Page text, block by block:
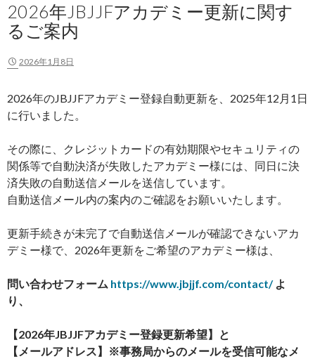
2026年JBJJFアカデミー更新に関す
るご案内
2026年1月8日
2026年のJBJJFアカデミー登録自動更新を、2025年12月1日
に行いました。
その際に、クレジットカードの有効期限やセキュリティの
関係等で自動決済が失敗したアカデミー様には、同日に決
済失敗の自動送信メールを送信しています。
自動送信メール内の案内のご確認をお願いいたします。
更新手続きが未完了で自動送信メールが確認できないアカ
デミー様で、2026年更新をご希望のアカデミー様は、
問い合わせフォーム https://www.jbjjf.com/contact/よ
り、
【2026年JBJJFアカデミー登録更新希望】と
【メールアドレス】※事務局からのメールを受信可能なメ